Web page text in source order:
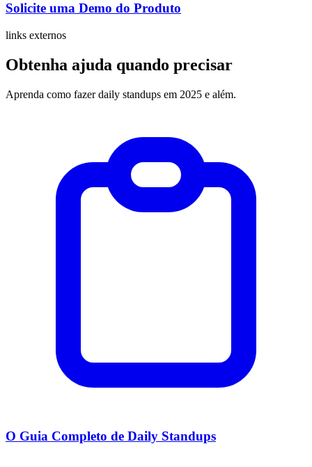
Solicite uma Demo do Produto
links externos
Obtenha ajuda quando precisar
Aprenda como fazer daily standups em 2025 e além.
O Guia Completo de Daily Standups